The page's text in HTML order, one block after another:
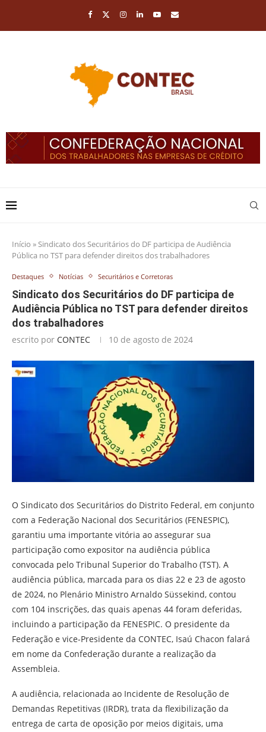
Início »Sindicato dos Securitários do DF participa de Audiência
Pública no TST para defender direitos dos trabalhadores
Destaques Notícias Securitários e Corretoras
Sindicato dos Securitários do DF participa de
Audiência Pública no TST para defender direitos
dos trabalhadores
escrito por CONTEC 10 de agosto de 2024
O Sindicato dos Securitários do Distrito Federal, em conjunto
com a Federação Nacional dos Securitários (FENESPIC),
garantiu uma importante vitória ao assegurar sua
participação como expositor na audiência pública
convocada pelo Tribunal Superior do Trabalho (TST). A
audiência pública, marcada para os dias 22 e 23 de agosto
de 2024, no Plenário Ministro Arnaldo Süssekind, contou
com 104 inscrições, das quais apenas 44 foram deferidas,
incluindo a participação da FENESPIC. O presidente da
Federação e vice-Presidente da CONTEC, Isaú Chacon falará
em nome da Confederação durante a realização da
Assembleia.
A audiência, relacionada ao Incidente de Resolução de
Demandas Repetitivas (IRDR), trata da flexibilização da
entrega de carta de oposição por meios digitais, uma